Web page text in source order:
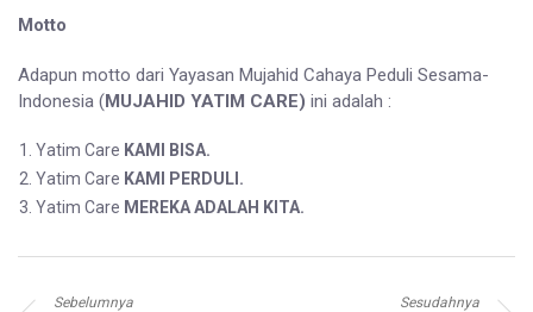
Motto
Adapun motto dari Yayasan Mujahid Cahaya Peduli Sesama-
Indonesia (MUJAHID YATIM CARE) ini adalah :
Yatim Care KAMI BISA.
Yatim Care KAMI PERDULI.
Yatim Care MEREKA ADALAH KITA.
Sebelumnya Sesudahnya